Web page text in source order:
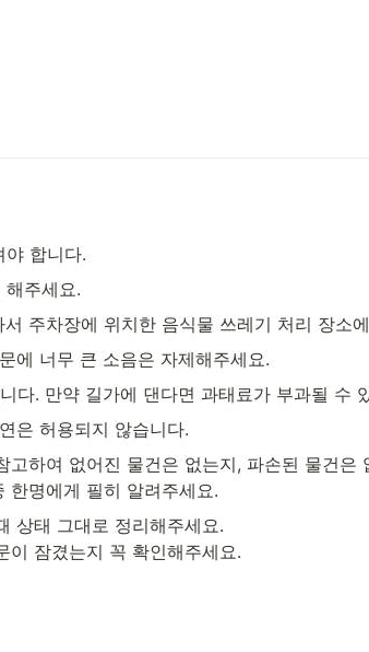
합니다.
주세요.
주차장에 위치한 음식물 쓰레기 처리 장소
에 너무 큰 소음은 자제해주세요.
다. 만약 길가에 댄다면 과태료가 부과될 수
은 허용되지 않습니다.
하여 없어진 물건은 없는지, 파손된 물건은
한명에게 필히 알려주세요.
상태 그대로 정리해주세요.
이 잠겼는지 꼭 확인해주세요.